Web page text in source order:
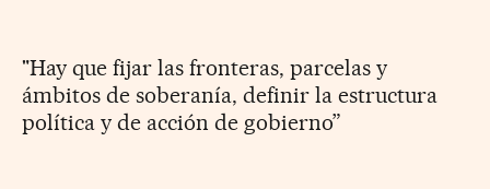
"Hay que fijar las fronteras, parcelas y
ámbitos de soberanía, definir la estructura
política y de acción de gobierno”